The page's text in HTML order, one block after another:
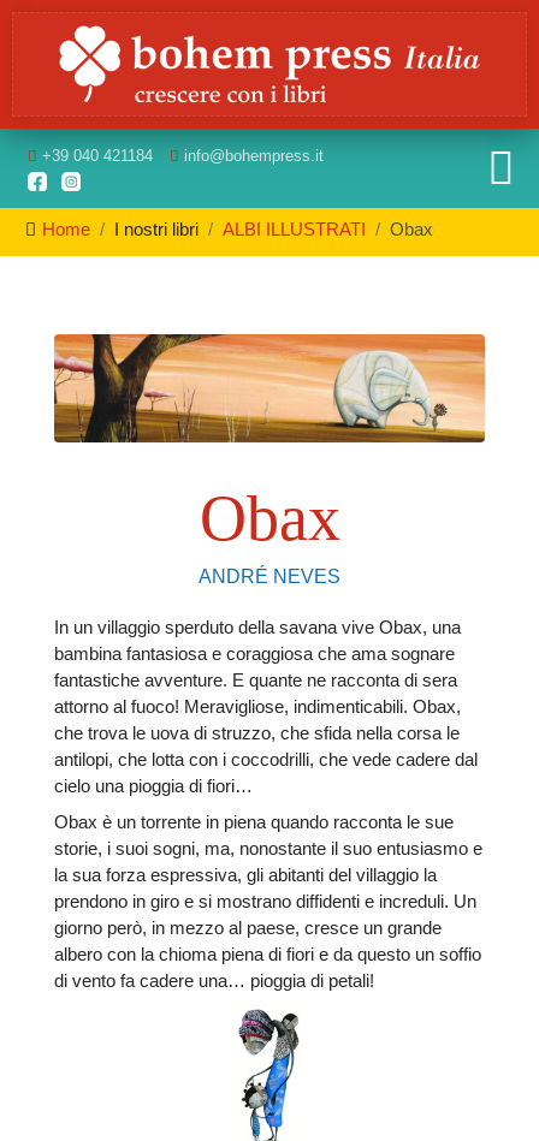
+39 040 421184 info@bohempress.it
Home I nostri libri ALBI ILLUSTRATI Obax
Obax
ANDRÉ NEVES
In un villaggio sperduto della savana vive Obax, una
bambina fantasiosa e coraggiosa che ama sognare
fantastiche avventure. E quante ne racconta di sera
attorno al fuoco! Meravigliose, indimenticabili. Obax,
che trova le uova di struzzo, che sfida nella corsa le
antilopi, che lotta con i coccodrilli, che vede cadere dal
cielo una pioggia di fiori…
Obax è un torrente in piena quando racconta le sue
storie, i suoi sogni, ma, nonostante il suo entusiasmo e
la sua forza espressiva, gli abitanti del villaggio la
prendono in giro e si mostrano diffidenti e increduli. Un
giorno però, in mezzo al paese, cresce un grande
albero con la chioma piena di fiori e da questo un soffio
di vento fa cadere una… pioggia di petali!